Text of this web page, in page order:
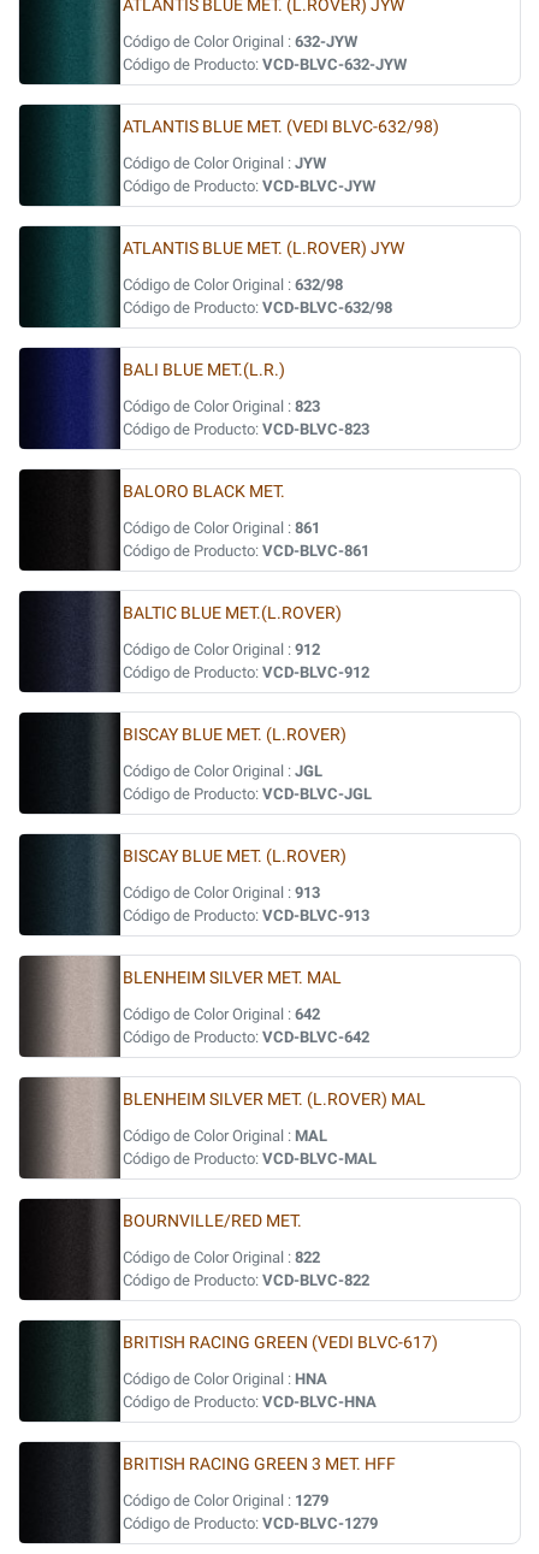
ATLANTIS BLUE MET. (L.ROVER) JYW
Código de Color Original : 632-JYW
Código de Producto: VCD-BLVC-632-JYW
ATLANTIS BLUE MET. (VEDI BLVC-632/98)
Código de Color Original : JYW
Código de Producto: VCD-BLVC-JYW
ATLANTIS BLUE MET. (L.ROVER) JYW
Código de Color Original : 632/98
Código de Producto: VCD-BLVC-632/98
BALI BLUE MET.(L.R.)
Código de Color Original : 823
Código de Producto: VCD-BLVC-823
BALORO BLACK MET.
Código de Color Original : 861
Código de Producto: VCD-BLVC-861
BALTIC BLUE MET.(L.ROVER)
Código de Color Original : 912
Código de Producto: VCD-BLVC-912
BISCAY BLUE MET. (L.ROVER)
Código de Color Original : JGL
Código de Producto: VCD-BLVC-JGL
BISCAY BLUE MET. (L.ROVER)
Código de Color Original : 913
Código de Producto: VCD-BLVC-913
BLENHEIM SILVER MET. MAL
Código de Color Original : 642
Código de Producto: VCD-BLVC-642
BLENHEIM SILVER MET. (L.ROVER) MAL
Código de Color Original : MAL
Código de Producto: VCD-BLVC-MAL
BOURNVILLE/RED MET.
Código de Color Original : 822
Código de Producto: VCD-BLVC-822
BRITISH RACING GREEN (VEDI BLVC-617)
Código de Color Original : HNA
Código de Producto: VCD-BLVC-HNA
BRITISH RACING GREEN 3 MET. HFF
Código de Color Original : 1279
Código de Producto: VCD-BLVC-1279